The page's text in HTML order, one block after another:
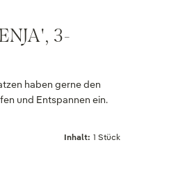
3-
haben gerne den
und Entspannen ein.
Inhalt: 1 Stück